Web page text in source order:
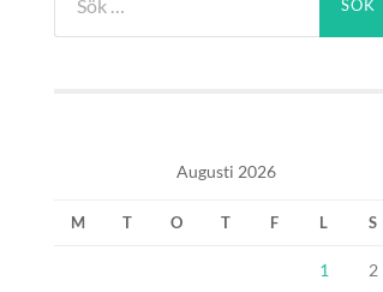
efter:
Augusti 2026
M T O T F L S
1 2